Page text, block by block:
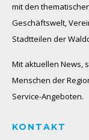
mit den
Geschäftswelt,
Stadtteilen der
Mit aktuellen News,
Menschen der
Service-Angeboten.
KONTAKT